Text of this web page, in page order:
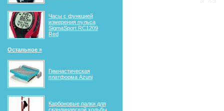
Часы с функцией
измерения пульса
SigmaSport RC1209
Red
Остальное »
Гимнастическая
платформа Azuni
Карбоновые палки для
скандинавской ходьбы